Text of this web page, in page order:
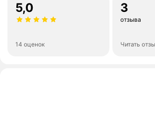
5,0
14 оценок
3
отзыва
Читать